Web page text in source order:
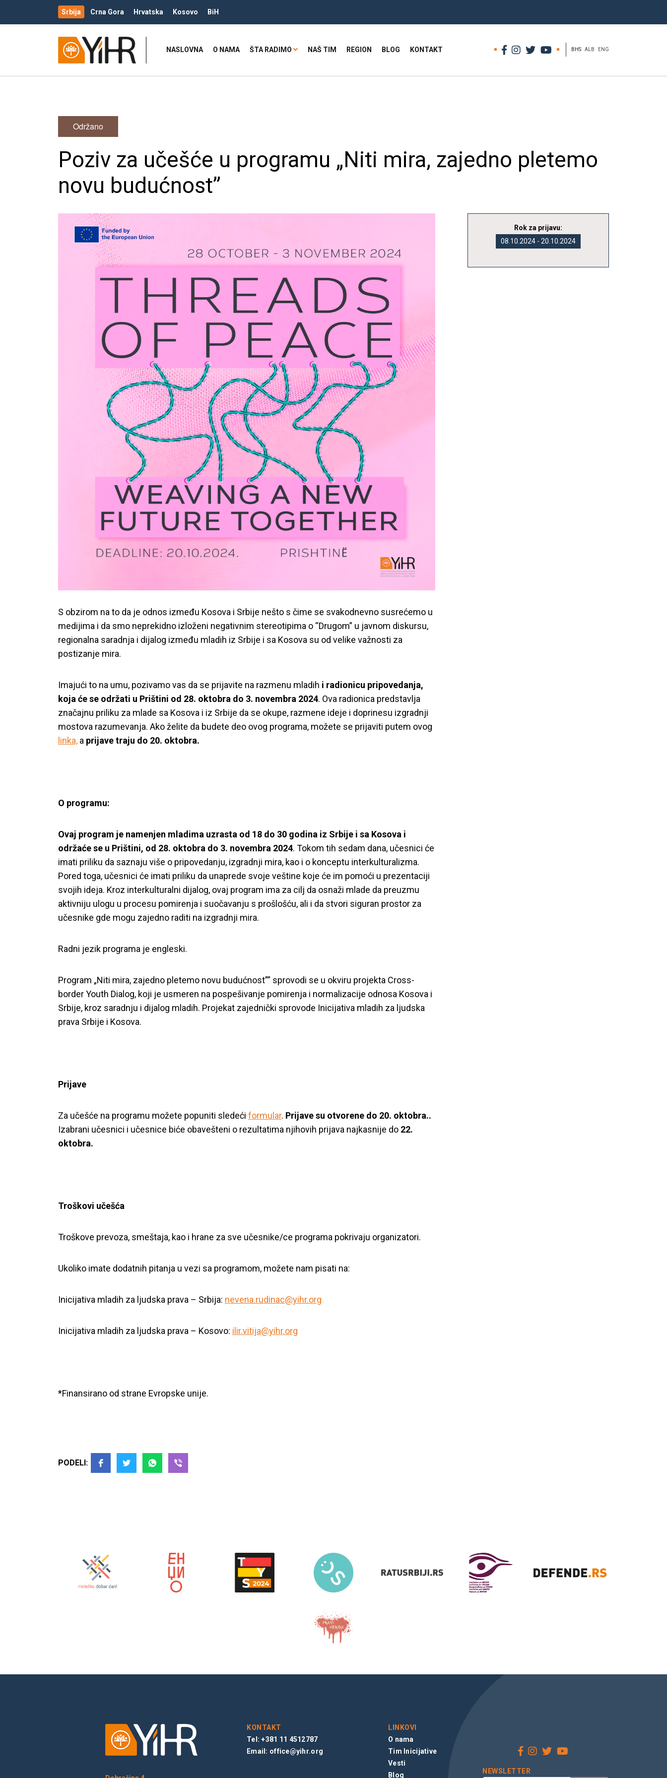
Srbija Crna Gora Hrvatska Kosovo BiH
NASLOVNA O NAMA ŠTA RADIMO NAŠ TIM REGION BLOG KONTAKT BHS ALB ENG
Održano
Poziv za učešće u programu „Niti mira, zajedno pletemo
novu budućnost”
S obzirom na to da je odnos između Kosova i Srbije nešto s čime se svakodnevno susrećemo u
medijima i da smo neprekidno izloženi negativnim stereotipima o “Drugom” u javnom diskursu,
regionalna saradnja i dijalog između mladih iz Srbije i sa Kosova su od velike važnosti za
postizanje mira.
Imajući to na umu, pozivamo vas da se prijavite na razmenu mladih i radionicu pripovedanja,
koja će se održati u Prištini od 28. oktobra do 3. novembra 2024. Ova radionica predstavlja
značajnu priliku za mlade sa Kosova i iz Srbije da se okupe, razmene ideje i doprinesu izgradnji
mostova razumevanja. Ako želite da budete deo ovog programa, možete se prijaviti putem ovog
linka, a prijave traju do 20. oktobra.
O programu:
Ovaj program je namenjen mladima uzrasta od 18 do 30 godina iz Srbije i sa Kosova i
održaće se u Prištini, od 28. oktobra do 3. novembra 2024. Tokom tih sedam dana, učesnici će
imati priliku da saznaju više o pripovedanju, izgradnji mira, kao i o konceptu interkulturalizma.
Pored toga, učesnici će imati priliku da unaprede svoje veštine koje će im pomoći u prezentaciji
svojih ideja. Kroz interkulturalni dijalog, ovaj program ima za cilj da osnaži mlade da preuzmu
aktivniju ulogu u procesu pomirenja i suočavanju s prošlošću, ali i da stvori siguran prostor za
učesnike gde mogu zajedno raditi na izgradnji mira.
Radni jezik programa je engleski.
Program „Niti mira, zajedno pletemo novu budućnost”” sprovodi se u okviru projekta Cross-
border Youth Dialog, koji je usmeren na pospešivanje pomirenja i normalizacije odnosa Kosova i
Srbije, kroz saradnju i dijalog mladih. Projekat zajednički sprovode Inicijativa mladih za ljudska
prava Srbije i Kosova.
Prijave
Za učešće na programu možete popuniti sledeći formular. Prijave su otvorene do 20. oktobra..
Izabrani učesnici i učesnice biće obavešteni o rezultatima njihovih prijava najkasnije do 22.
oktobra.
Troškovi učešća
Troškove prevoza, smeštaja, kao i hrane za sve učesnike/ce programa pokrivaju organizatori.
Ukoliko imate dodatnih pitanja u vezi sa programom, možete nam pisati na:
Inicijativa mladih za ljudska prava – Srbija: nevena.rudinac@yihr.org
Inicijativa mladih za ljudska prava – Kosovo: ilir.vitija@yihr.org
*Finansirano od strane Evropske unije.
PODELI:
Rok za prijavu:
08.10.2024 - 20.10.2024
KONTAKT
Tel: +381 11 4512787
Email: office@yihr.org
LINKOVI
O nama
Tim Inicijative
Vesti
Blog
NEWSLETTER